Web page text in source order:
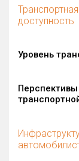
Транспортная
доступность
Уровень